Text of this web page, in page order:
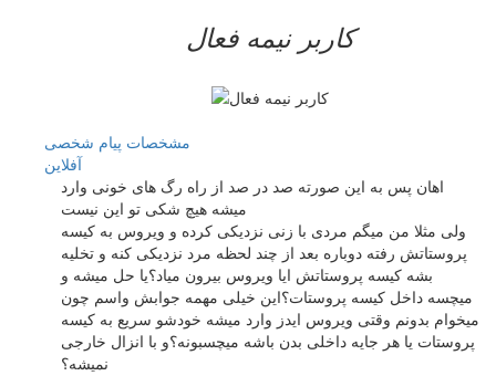
کاربر نيمه فعال
مشخصات پیام شخصی
آفلاين
اهان پس به این صورته صد در صد از راه رگ های خونی وارد
میشه هیچ شکی تو این نیست
ولی مثلا من میگم مردی با زنی نزدیکی کرده و ویروس به کیسه
پروستاتش رفته دوباره بعد از چند لحظه مرد نزدیکی کنه و تخلیه
بشه کیسه پروستاتش ایا ویروس بیرون میاد؟یا حل میشه و
میچسه داخل کیسه پروستات؟این خیلی مهمه جوابش واسم چون
میخوام بدونم وقتی ویروس ایدز وارد میشه خودشو سریع به کیسه
پروستات یا هر جایه داخلی بدن باشه میچسبونه؟و با انزال خارجی
نمیشه؟